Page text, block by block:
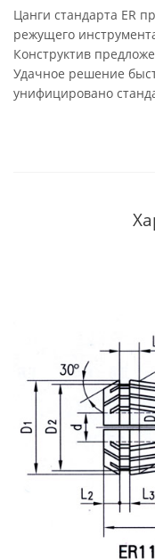
Цанги стандарта ER
режущего
Конструктив
Удачное решение
унифицировано